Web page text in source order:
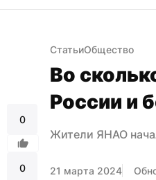
0
0
СтатьиОбщество
Во
России и
Жители ЯНАО
21 марта 2024